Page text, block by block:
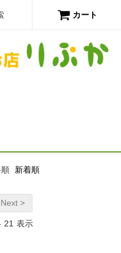
カート
新着順
Next >
21 表示